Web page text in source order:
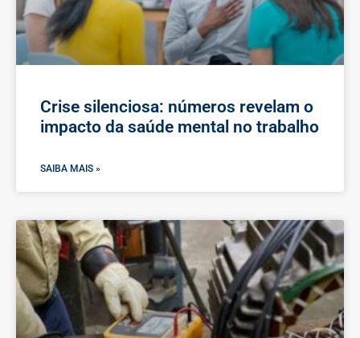
Crise silenciosa: números revelam o
impacto da saúde mental no trabalho
SAIBA MAIS »